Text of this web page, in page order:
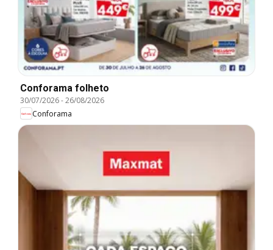
Conforama folheto
30/07/2026-26/08/2026
Conforama